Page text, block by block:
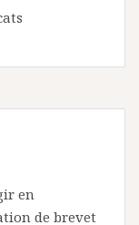
en
de brevet